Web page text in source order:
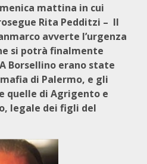
mattina in cui
Rita Pedditzi – Il
avverte l’urgenza
si potrà finalmente
Borsellino erano state
di Palermo, e gli
quelle di Agrigento e
legale dei figli del